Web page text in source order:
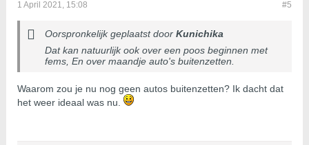
#5
1 April 2021, 15:08
Oorspronkelijk geplaatst door Kunichika
Dat kan natuurlijk ook over een poos beginnen met
fems, En over maandje auto's buitenzetten.
Waarom zou je nu nog geen autos buitenzetten? Ik dacht dat
het weer ideaal was nu.